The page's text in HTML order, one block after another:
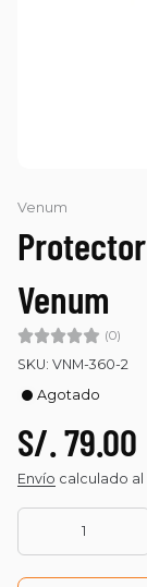
Venum
Venum
(0)
SKU: VNM-360-2
Agotado
S/. 79.00
Envío calculado al